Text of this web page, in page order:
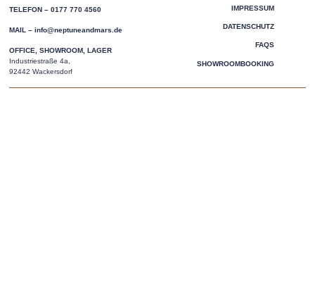
TELEFON – 0177 770 4560
MAIL –info@neptuneandmars.de
OFFICE, SHOWROOM, LAGER
Industriestraße 4a,
92442 Wackersdorf
IMPRESSUM
DATENSCHUTZ
FAQS
SHOWROOMBOOKING